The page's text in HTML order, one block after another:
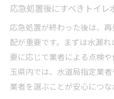
応急処置後にすべきトイレ
応急処置が終わった後は、
配が重要です。まずは水漏
要に応じて業者による点検
玉県内では、水道局指定業
業者を選ぶことが安心につな